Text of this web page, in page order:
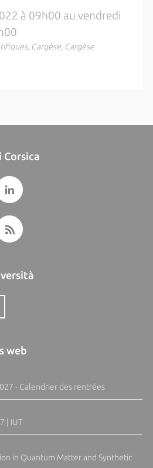
à 09h00 au vendredi
Cargèse, Cargèse
web
- Calendrier des rentrées
| IUT
in Quantum Matter and Synthetic